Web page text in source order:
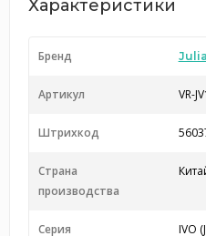
Характеристики
Бренд
Артикул VR-
Штрихкод
Страна
производства
Серия IVO